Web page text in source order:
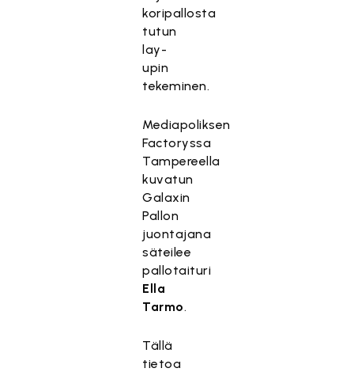
koripallosta
tutun
lay-
upin
tekeminen.
Mediapoliksen
Factoryssa
Tampereella
kuvatun
Galaxin
Pallon
juontajana
säteilee
pallotaituri
Ella
Tarmo.
Tällä
tietoa